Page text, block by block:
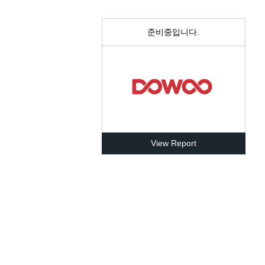
준비중입니다.
View Report